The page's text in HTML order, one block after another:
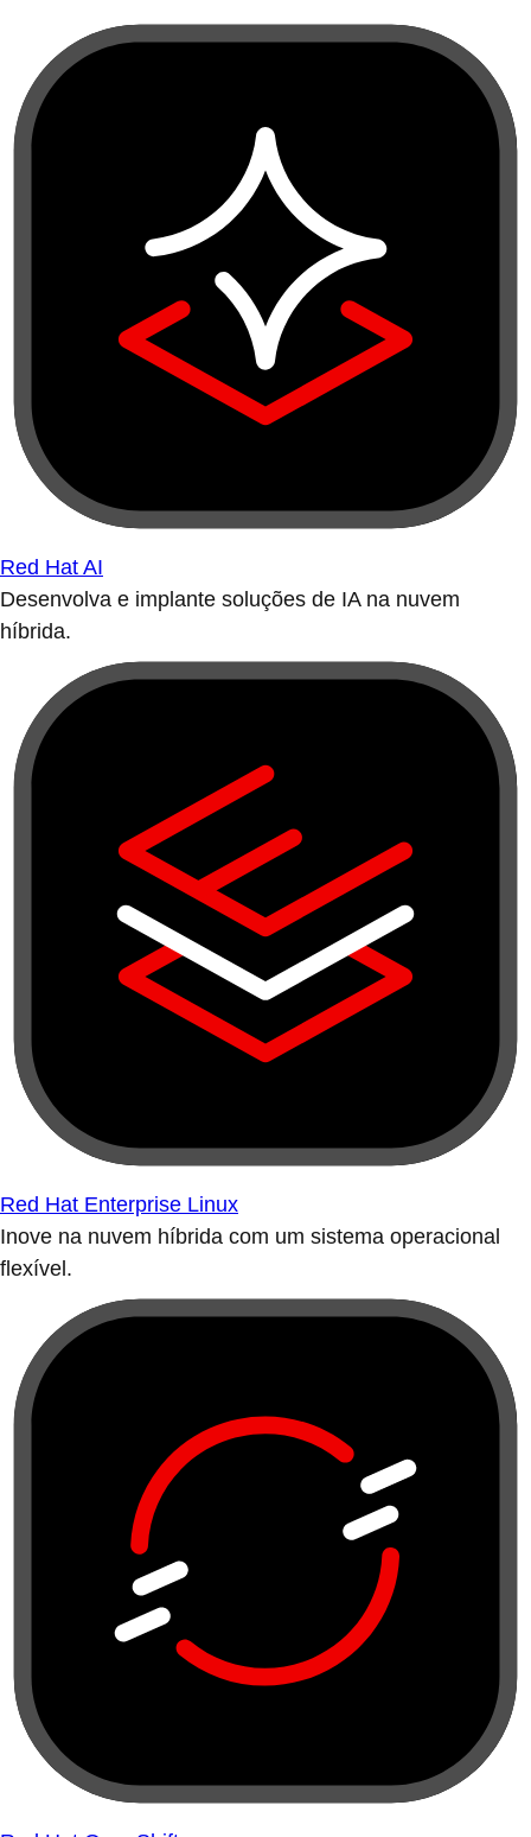
Red Hat AI
Desenvolva e implante soluções de IA na nuvem
híbrida.
Red Hat Enterprise Linux
Inove na nuvem híbrida com um sistema operacional
flexível.